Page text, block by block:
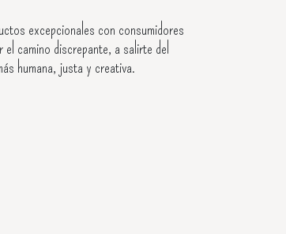
excepcionales con consumidores
camino discrepante, a salirte del
humana, justa y creativa.